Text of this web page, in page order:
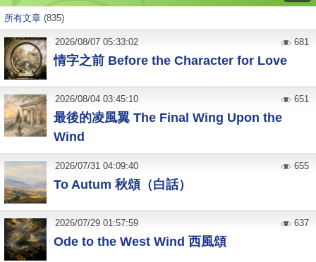
所有文章 (835)
情字之前 Before the Character for Love
2026/08/07 05:33:02 681
最後的凌風翼 The Final Wing Upon the
Wind
2026/08/04 03:45:10 651
To Autum 秋頌（白話）
2026/07/31 04:09:40 655
Ode to the West Wind 西風頌
2026/07/29 01:57:59 637